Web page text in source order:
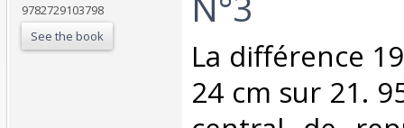
9782729103798
See the book
‎La différence
24 cm sur 21.